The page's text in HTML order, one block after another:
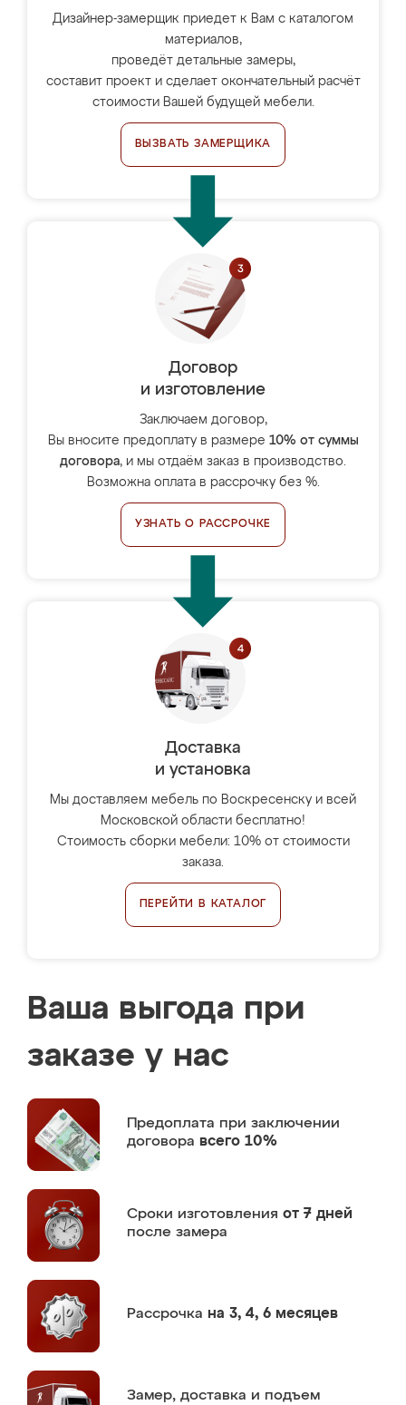
Дизайнер-замерщик приедет к Вам с каталогом
материалов,
проведёт детальные замеры,
составит проект и сделает окончательный расчёт
стоимости Вашей будущей мебели.
ВЫЗВАТЬ ЗАМЕРЩИКА
Договор
и изготовление
Заключаем договор,
Вы вносите предоплату в размере 10% от суммы
договора, и мы отдаём заказ в производство.
Возможна оплата в рассрочку без %.
УЗНАТЬ О РАССРОЧКЕ
Доставка
и установка
Мы доставляем мебель по Воскресенску и всей
Московской области бесплатно!
Стоимость сборки мебели: 10% от стоимости
заказа.
ПЕРЕЙТИ В КАТАЛОГ
Ваша выгода при
заказе у нас
Предоплата при заключении
договора всего 10%
Сроки изготовления от 7 дней
после замера
Рассрочка на 3, 4, 6 месяцев
Замер, доставка и подъем